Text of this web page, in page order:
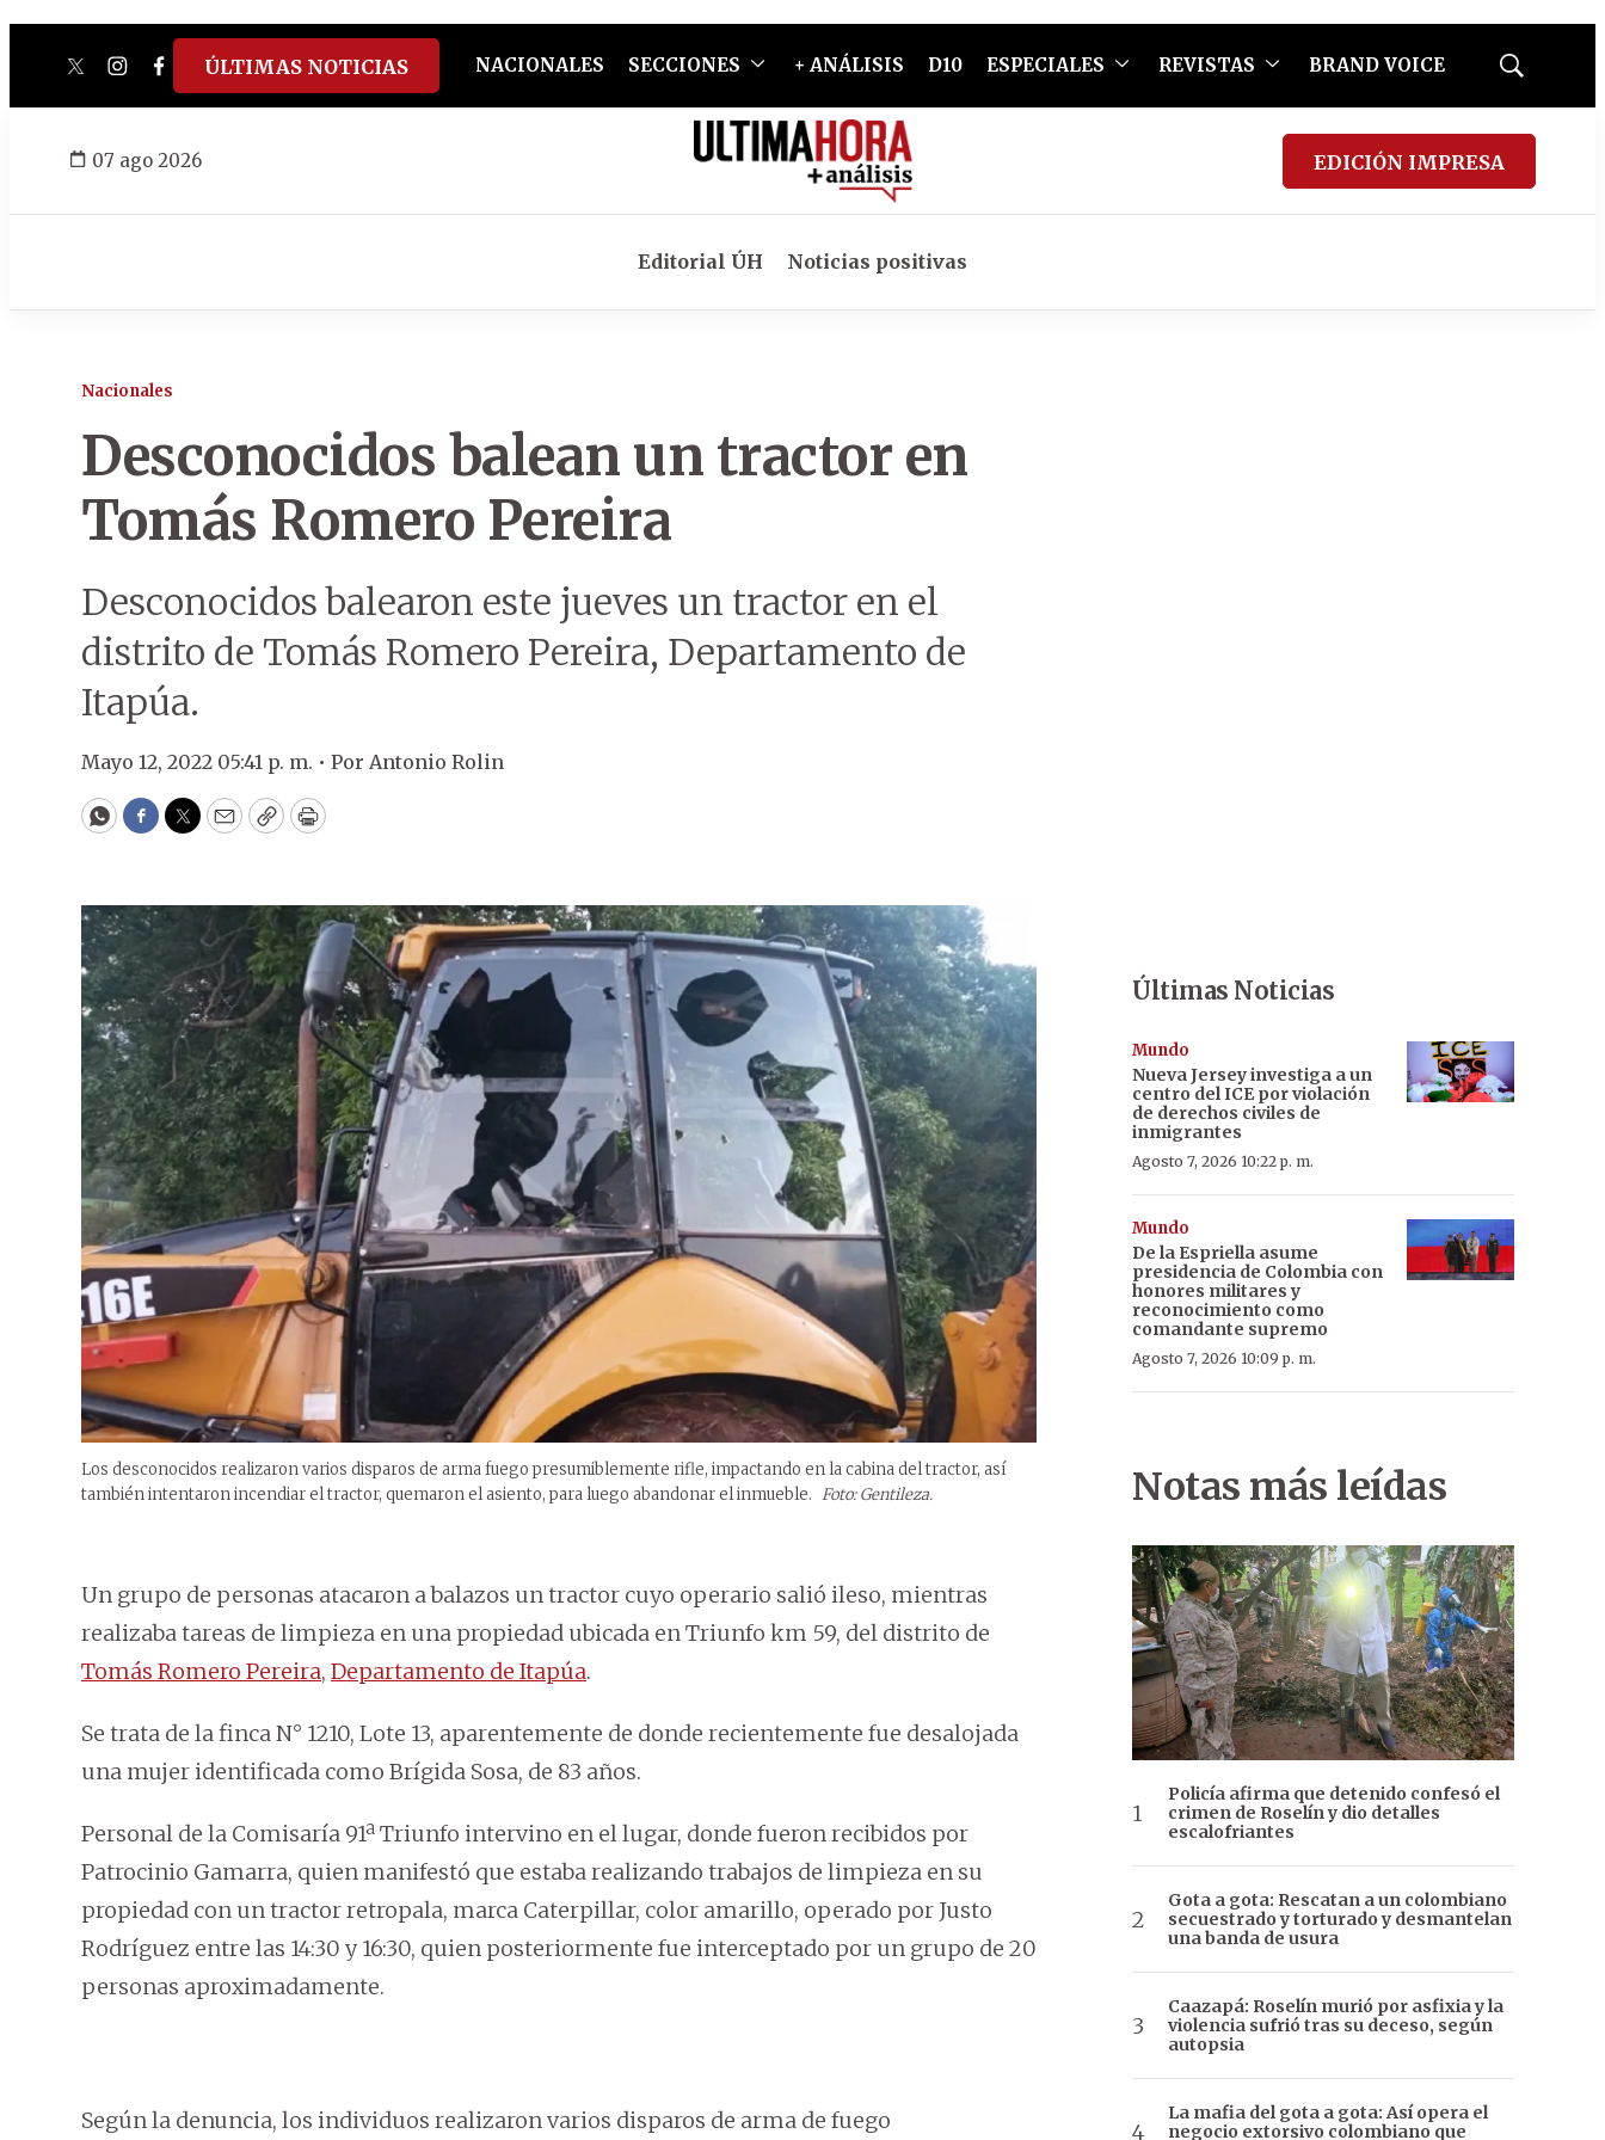
twitterinstagram
facebook
tiktokyoutube
spotify
ÚLTIMAS NOTICIAS NACIONALES SECCIONES + ANÁLISIS D10 ESPECIALES REVISTAS BRAND VOICE
Mostrar
07 ago 2026 EDICIÓN IMPRESA
Editorial ÚH Noticias positivas
Nacionales
Desconocidos balean un tractor en
Tomás Romero Pereira
Desconocidos balearon este jueves un tractor en el
distrito de Tomás Romero Pereira, Departamento de
Itapúa.
Mayo 12, 2022 05:41 p. m. • Por Antonio Rolin
WhatsApp
Facebook
Twitter
EmailCopyPrint
Los desconocidos realizaron varios disparos de arma fuego presumiblemente rifle, impactando en la cabina del tractor, así
también intentaron incendiar el tractor, quemaron el asiento, para luego abandonar el inmueble. Foto: Gentileza.
Un grupo de personas atacaron a balazos un tractor cuyo operario salió ileso, mientras
realizaba tareas de limpieza en una propiedad ubicada en Triunfo km 59, del distrito de
Tomás Romero Pereira, Departamento de Itapúa.
Se trata de la finca N° 1210, Lote 13, aparentemente de donde recientemente fue desalojada
una mujer identificada como Brígida Sosa, de 83 años.
Personal de la Comisaría 91ª Triunfo intervino en el lugar, donde fueron recibidos por
Patrocinio Gamarra, quien manifestó que estaba realizando trabajos de limpieza en su
propiedad con un tractor retropala, marca Caterpillar, color amarillo, operado por Justo
Rodríguez entre las 14:30 y 16:30, quien posteriormente fue interceptado por un grupo de 20
personas aproximadamente.
Según la denuncia, los individuos realizaron varios disparos de arma de fuego
Últimas Noticias
Mundo
Nueva Jersey investiga a un
centro del ICE por violación
de derechos civiles de
inmigrantes
Agosto 7, 2026 10:22 p. m.
Mundo
De la Espriella asume
presidencia de Colombia con
honores militares y
reconocimiento como
comandante supremo
Agosto 7, 2026 10:09 p. m.
Notas más leídas
Policía afirma que detenido confesó el
crimen de Roselín y dio detalles
escalofriantes
Gota a gota: Rescatan a un colombiano
secuestrado y torturado y desmantelan
una banda de usura
Caazapá: Roselín murió por asfixia y la
violencia sufrió tras su deceso, según
autopsia
La mafia del gota a gota: Así opera el
negocio extorsivo colombiano que